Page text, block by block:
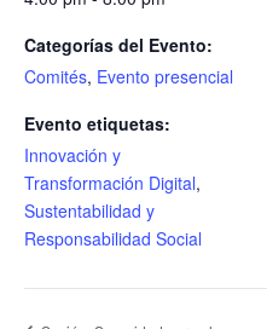
Categorías del Evento:
Comités, Evento presencial
Evento etiquetas:
Innovación y
Transformación Digital,
Sustentabilidad y
Responsabilidad Social